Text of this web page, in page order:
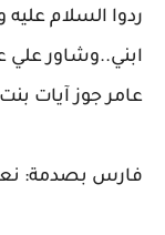
ردوا السلام
ابني..وشاور
عامر جوز آيات
فارس بصدمة: